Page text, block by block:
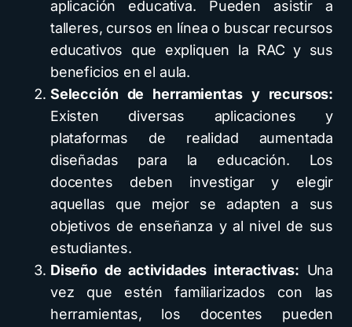
aplicación educativa. Pueden asistir a
talleres, cursos en línea o buscar recursos
educativos que expliquen la RAC y sus
beneficios en el aula.
Selección de herramientas y recursos:
Existen diversas aplicaciones y
plataformas de realidad aumentada
diseñadas para la educación. Los
docentes deben investigar y elegir
aquellas que mejor se adapten a sus
objetivos de enseñanza y al nivel de sus
estudiantes.
Diseño de actividades interactivas: Una
vez que estén familiarizados con las
herramientas, los docentes pueden